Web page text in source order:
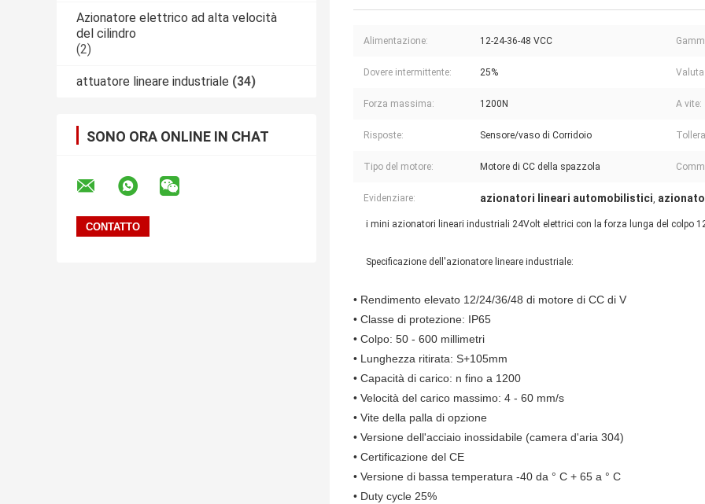
Azionatore elettrico ad alta velocità
del cilindro
(2)
attuatore lineare industriale (34)
SONO ORA ONLINE IN CHAT
Alimentazione: 12-24-36-48 VCC
Dovere intermittente: 25%
Forza massima: 1200N A vite:
Risposte: Sensore/vaso di Corridoio
Tipo del motore: Motore di CC della spazzola
Evidenziare: azionatori lineari automobilistici,
i mini azionatori lineari industriali 24Volt elettrici con la forza lunga del colpo
Specificazione dell'azionatore lineare industriale:
• Rendimento elevato 12/24/36/48 di motore di CC di V
• Classe di protezione: IP65
• Colpo: 50 - 600 millimetri
• Lunghezza ritirata: S+105mm
• Capacità di carico: n fino a 1200
• Velocità del carico massimo: 4 - 60 mm/s
• Vite della palla di opzione
• Versione dell'acciaio inossidabile (camera d'aria 304)
• Certificazione del CE
• Versione di bassa temperatura -40 da ° C + 65 a ° C
• Duty cycle 25%